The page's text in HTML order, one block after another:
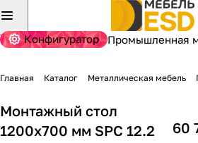
Конфигуратор Промышленная
Главная Каталог Металлическая мебель
Монтажный стол
1200x700 мм SPC 12.2
60